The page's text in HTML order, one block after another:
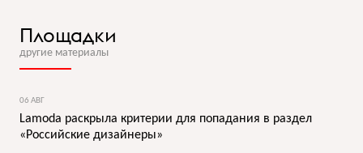
Площадки
другие материалы
06 АВГ
Lamoda раскрыла критерии для попадания в раздел
«Российские дизайнеры»